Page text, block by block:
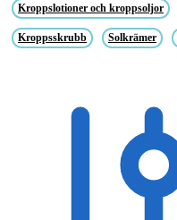
Kroppslotioner och kroppsoljor
Kroppsskrubb Solkrämer